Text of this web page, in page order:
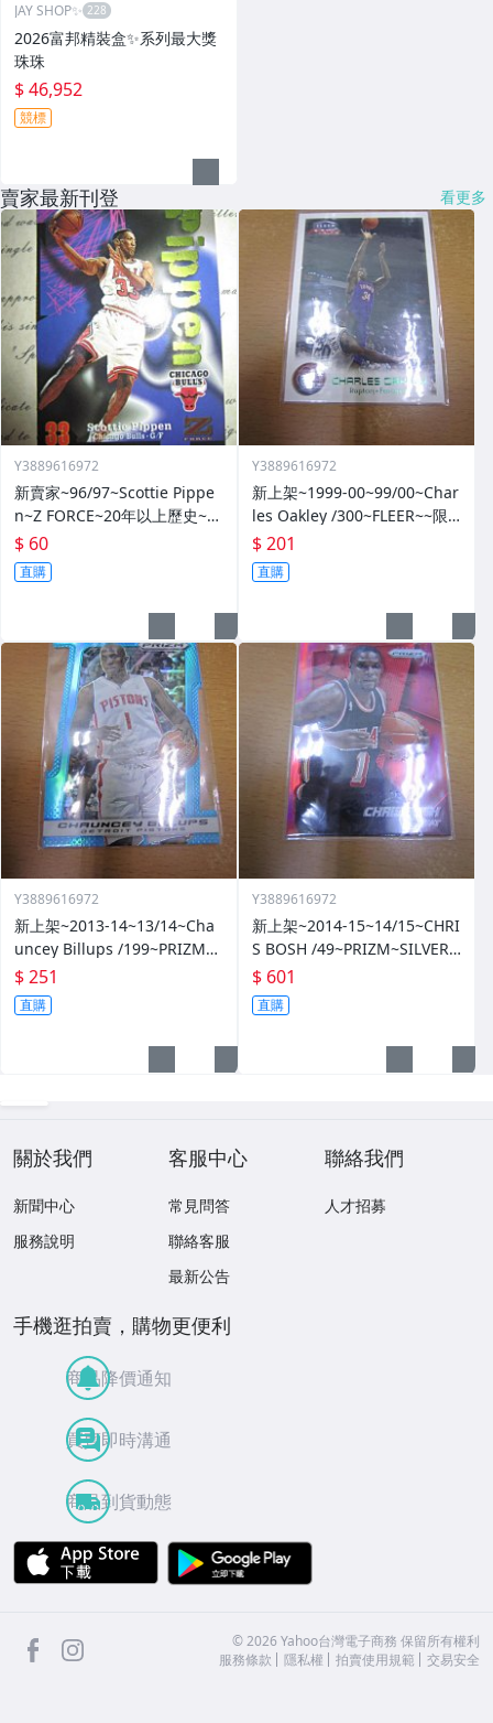
JAY SHOP✨
2026富邦精裝盒✨系列最大獎
珠珠
$ 46,952
競標
賣家最新刊登 看更多
Y3889616972
新賣家~96/97~Scottie Pippe
n~Z FORCE~20年以上歷史~無
限量~
$ 60
直購
Y3889616972
新上架~1999-00~99/00~Char
les Oakley /300~FLEER~~限
量/300~1060114-1
$ 201
直購
Y3889616972
新上架~2013-14~13/14~Cha
uncey Billups /199~PRIZM~S
ILVER~藍亮~限量/199~10601
14-1
$ 251
直購
Y3889616972
新上架~2014-15~14/15~CHRI
S BOSH /49~PRIZM~SILVER~
紅亮~低限量/49~1060114-1
$ 601
直購
關於我們
新聞中心
服務說明
客服中心
常見問答
聯絡客服
最新公告
聯絡我們
人才招募
手機逛拍賣，購物更便利
商品降價通知
買賣即時溝通
商品到貨動態
APP Store
facebook ©2026 Yahoo台灣電子商務 保留所有權利
服務條款
隱私權 拍賣使用規範 交易安全